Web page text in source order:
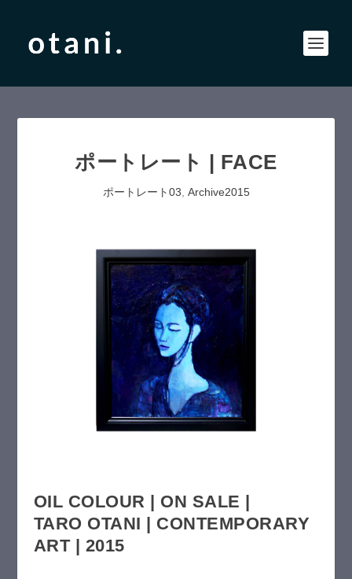
ポートレート | FACE
ポートレート03 Archive2015
OIL COLOUR | ON SALE |
TARO OTANI | CONTEMPORARY
ART | 2015